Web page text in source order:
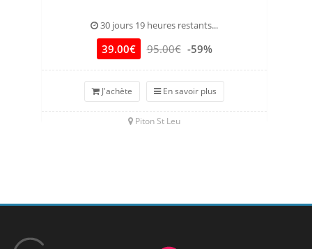
30 jours 19 heures restants...
39.00€ 95.00€ -59%
J'achète En savoir plus
Piton St Leu